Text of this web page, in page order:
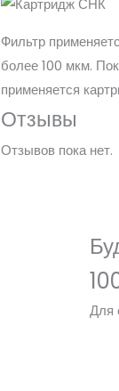
Фильтр
более 100 мкм.
применяется
Отзывы
Отзывов пока нет.
Для